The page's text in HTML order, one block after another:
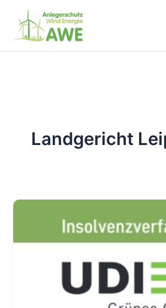
Inhalt
springen
Landgericht